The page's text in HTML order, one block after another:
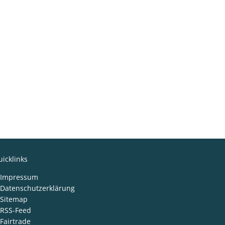
Impressum
Datenschutzerklärung
Sitemap
RSS-Feed
Fairtrade